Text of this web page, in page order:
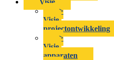
Visie
>
Visie-
projectontwikkeling
>
Visie-
apparaten